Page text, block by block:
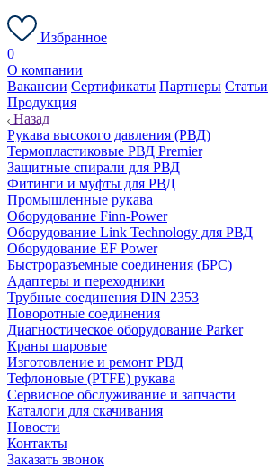
Избранное
0
О компании
Вакансии Сертификаты Партнеры Статьи
Продукция
Назад
Рукава высокого давления (РВД)
Термопластиковые РВД Premier
Защитные спирали для РВД
Фитинги и муфты для РВД
Промышленные рукава
Оборудование Finn-Power
Оборудование Link Technology для РВД
Оборудование EF Power
Быстроразъемные соединения (БРС)
Адаптеры и переходники
Трубные соединения DIN 2353
Поворотные соединения
Диагностическое оборудование Parker
Краны шаровые
Изготовление и ремонт РВД
Тефлоновые (PTFE) рукава
Сервисное обслуживание и запчасти
Каталоги для скачивания
Новости
Контакты
Заказать звонок